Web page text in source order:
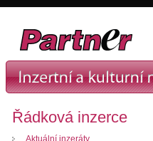
Řádková inzerce
Aktuální inzeráty